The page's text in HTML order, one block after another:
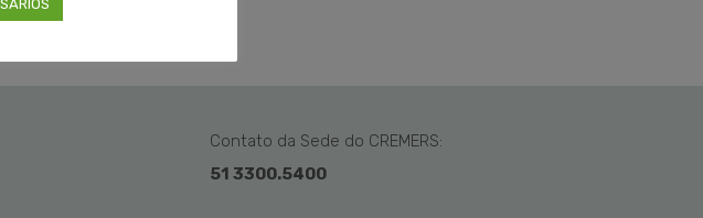
Contato da Sede do CREMERS:
51 3300.5400